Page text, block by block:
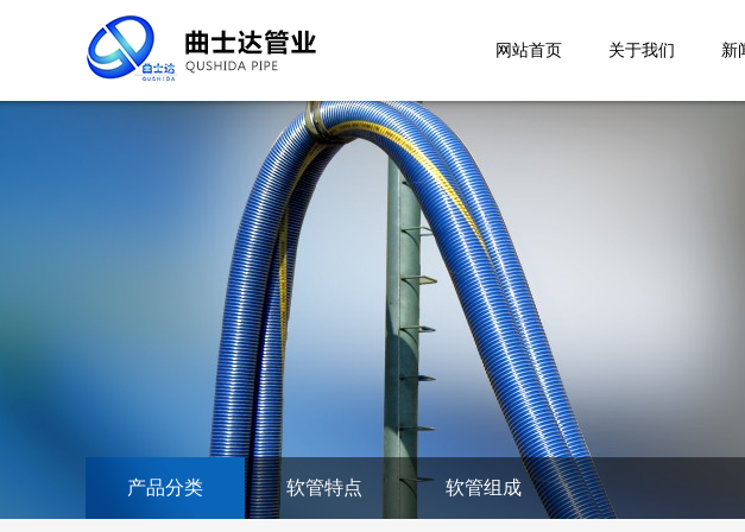
网站首页 关于我们 新
产品分类 软管特点 软管组成